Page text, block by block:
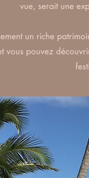
vue, serait une
un riche
vous pouvez